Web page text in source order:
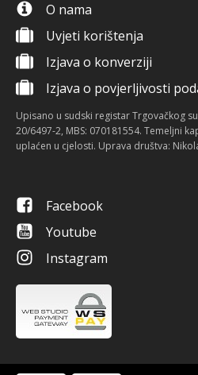
O nama
Uvjeti korištenja
Izjava o konverziji
Izjava o povjerljivosti
Upisano u sudski registar Trgovačkog
20/6497-2, MBS: 070181554. Temeljni
uplaćen u cjelosti. Uprava društva:
Facebook
Youtube
Instagram